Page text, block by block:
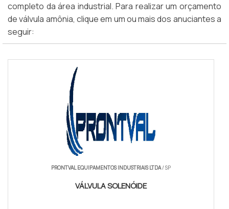
completo da área industrial. Para realizar um orçamento
de válvula amônia, clique em um ou mais dos anuciantes a
seguir:
PRONTVAL EQUIPAMENTOS INDUSTRIAIS LTDA/ SP
VÁLVULA SOLENÓIDE